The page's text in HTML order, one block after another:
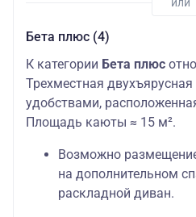
Бета плюс (4)
К категории Бета плюс
Трехместная
удобствами,
Площадь каюты ≈ 15 м².
Возможно
на дополнительном
раскладной диван.